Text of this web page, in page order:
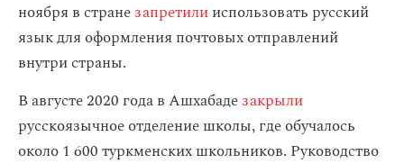
ноября в странезапретилииспользовать русский
язык для оформления почтовых отправлений
внутри страны.
В августе 2020 года в Ашхабадезакрыли
русскоязычное отделение школы, где обучалось
около 1 600 туркменских школьников. Руководство